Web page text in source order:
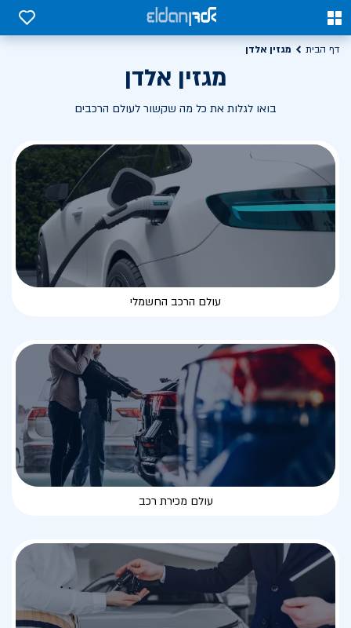
0
0
דף הבית מגזין אלדן
מגזין אלדן
בואו לגלות את כל מה שקשור לעולם הרכבים
עולם הרכב החשמלי
עולם מכירת רכב